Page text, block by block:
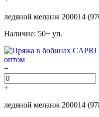
ледяной меланж 200014
Наличие: 50+ уп.
−
+
ледяной меланж 200014